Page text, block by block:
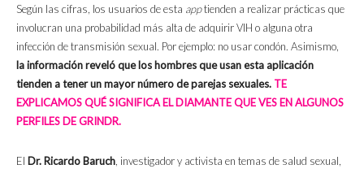
Según las cifras, los usuarios de esta apptienden a realizar prácticas que
involucran una probabilidad más alta de adquirir VIH o alguna otra
infección de transmisión sexual. Por ejemplo: no usar condón. Asimismo,
la información reveló que los hombres que usan esta aplicación
tienden a tener un mayor número de parejas sexuales. TE
EXPLICAMOS QUÉ SIGNIFICA EL DIAMANTE QUE VES EN ALGUNOS
PERFILES DE GRINDR.
El Dr. Ricardo Baruch, investigador y activista en temas de salud sexual,